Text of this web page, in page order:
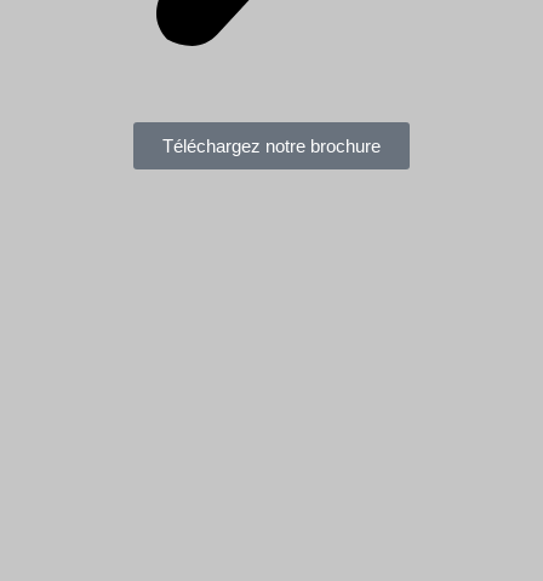
Téléchargez notre brochure